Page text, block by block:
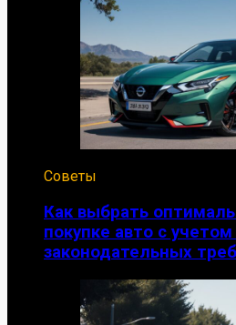
Советы
Как выбрать
покупке авто с
законодательных